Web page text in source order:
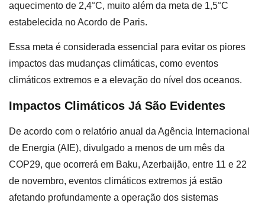
aquecimento de 2,4°C, muito além da meta de 1,5°C
estabelecida no Acordo de Paris.
Essa meta é considerada essencial para evitar os piores
impactos das mudanças climáticas, como eventos
climáticos extremos e a elevação do nível dos oceanos.
Impactos Climáticos Já São Evidentes
De acordo com o relatório anual da Agência Internacional
de Energia (AIE), divulgado a menos de um mês da
COP29, que ocorrerá em Baku, Azerbaijão, entre 11 e 22
de novembro, eventos climáticos extremos já estão
afetando profundamente a operação dos sistemas